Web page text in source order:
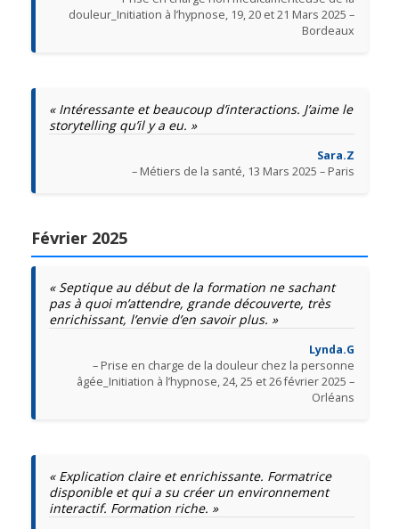
douleur_Initiation à l’hypnose, 19, 20 et 21 Mars 2025 –
Bordeaux
« Intéressante et beaucoup d’interactions. J’aime le
storytelling qu’il y a eu. »
Sara.Z
– Métiers de la santé, 13 Mars 2025 – Paris
Février 2025
« Septique au début de la formation ne sachant
pas à quoi m’attendre, grande découverte, très
enrichissant, l’envie d’en savoir plus. »
Lynda.G
– Prise en charge de la douleur chez la personne
âgée_Initiation à l’hypnose, 24, 25 et 26 février 2025 –
Orléans
« Explication claire et enrichissante. Formatrice
disponible et qui a su créer un environnement
interactif. Formation riche. »